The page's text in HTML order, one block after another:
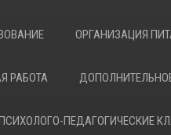
ОРГАНИЗАЦИЯ
РАБОТА
ПЕДАГОГИЧЕСКИЕ